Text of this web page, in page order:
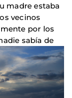
madre estaba
vecinos
por los
sabía de